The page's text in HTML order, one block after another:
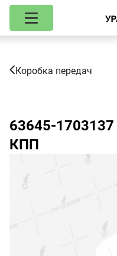
Коробка передач
63645-1703137
КПП